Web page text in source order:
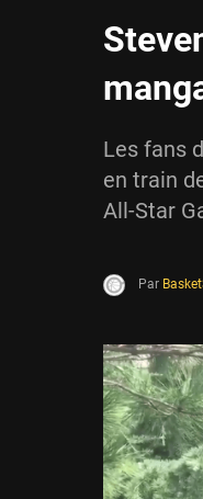
Les fans
en train
All-Star
Par